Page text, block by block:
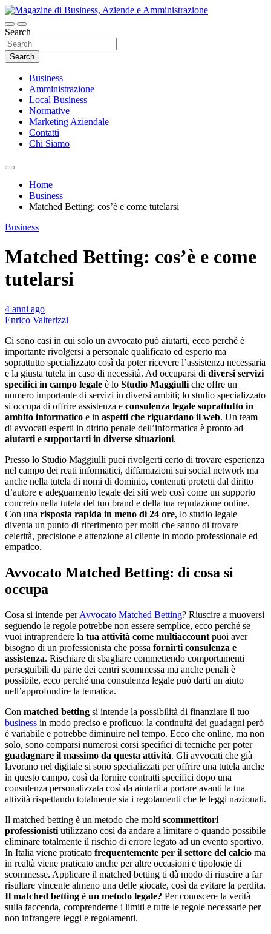
Skip
to
content
Magazine di Business, Aziende e
Amministrazione
Search
Search
Business
Amministrazione
Local Business
Normative
Marketing Aziendale
Contatti
Chi Siamo
Home
Business
Matched Betting: cos’è e come tutelarsi
Business
Matched Betting: cos’è e come
tutelarsi
4 anni ago
Enrico Valterizzi
Ci sono casi in cui solo un avvocato può aiutarti, ecco perché è
importante rivolgersi a personale qualificato ed esperto ma
soprattutto specializzato così da poter ricevere l’assistenza necessaria
e la giusta tutela in caso di necessità. Ad occuparsi di diversi servizi
specifici in campo legale è lo Studio Maggiulli che offre un
numero importante di servizi in diversi ambiti; lo studio specializzato
si occupa di offrire assistenza e consulenza legale soprattutto in
ambito informatico e in aspetti che riguardano il web. Un team
di avvocati esperti in diritto penale dell’informatica è pronto ad
aiutarti e supportarti in diverse situazioni.
Presso lo Studio Maggiulli puoi rivolgerti certo di trovare esperienza
nel campo dei reati informatici, diffamazioni sui social network ma
anche nella tutela di nomi di dominio, contenuti protetti dal diritto
d’autore e adeguamento legale dei siti web così come un supporto
concreto nella tutela del tuo brand e della tua reputazione online.
Con una risposta rapida in meno di 24 ore, lo studio legale
diventa un punto di riferimento per molti che sanno di trovare
celerità, precisione e attenzione al cliente in modo professionale ed
empatico.
Avvocato Matched Betting: di cosa si
occupa
Cosa si intende perAvvocato Matched Betting? Riuscire a muoversi
seguendo le regole potrebbe non essere semplice, ecco perché se
vuoi intraprendere la tua attività come multiaccount puoi aver
bisogno di un professionista che possa fornirti consulenza e
assistenza. Rischiare di sbagliare commettendo comportamenti
perseguibili da parte dei centri scommessa ma anche penali è
possibile, ecco perché una consulenza legale può darti un aiuto
nell’approfondire la tematica.
Con matched betting si intende la possibilità di finanziare il tuo
business in modo preciso e proficuo; la continuità dei guadagni però
è variabile e potrebbe diminuire nel tempo. Ecco che online, ma non
solo, sono comparsi numerosi corsi specifici di tecniche per poter
guadagnare il massimo da questa attività. Gli avvocati che già
lavorano nel digitale si sono specializzati per offrire una tutela anche
in questo campo, così da fornire contratti specifici dopo una
consulenza personalizzata così da aiutarti a portare avanti la tua
attività rispettando totalmente sia i regolamenti che le leggi nazionali.
Il matched betting è un metodo che molti scommettitori
professionisti utilizzano così da andare a limitare o quando possibile
eliminare totalmente il rischio di errore legato ad un evento sportivo.
In Italia viene praticato frequentemente per il settore del calcio ma
in realtà viene praticato anche per altre occasioni e tipologie di
scommesse. Applicare il matched betting ti dà modo di riuscire a far
risultare vincente almeno una delle giocate, così da evitare la perdita.
Il matched betting è un metodo legale? Per conoscere la verità
sulla faccenda, comprenderne i limiti e tutte le regole necessarie per
non infrangere leggi e regolamenti.